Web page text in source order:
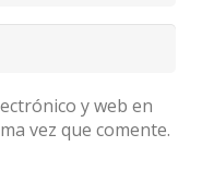
y web en
vez que comente.